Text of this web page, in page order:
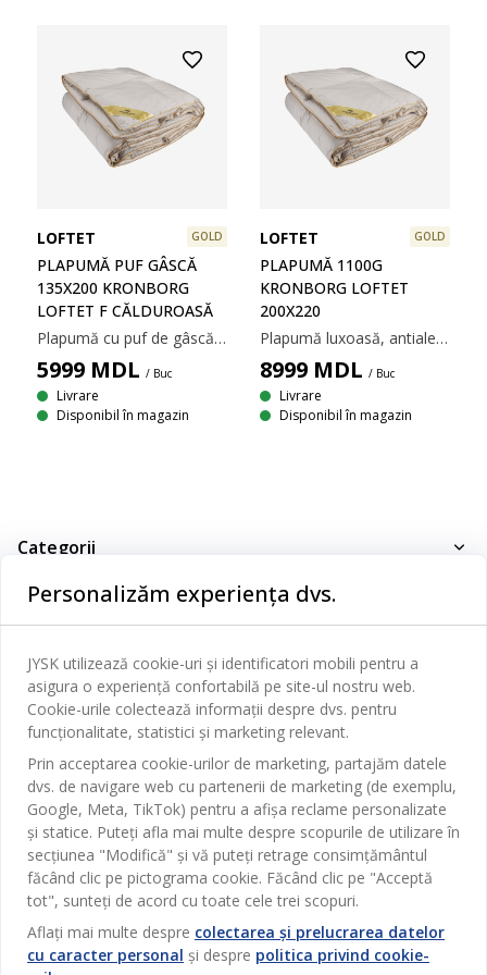
LOFTET GOLD
PLAPUMĂ PUF GÂSCĂ
135X200 KRONBORG
LOFTET F CĂLDUROASĂ
Plapumă cu puf de gâscă 135x200 cm cu margini sub formă de cutie. Umplutură cu 90% puf de gâscă europeană/10% pene de gâscă, 800 g. Țesătură strânsă din 100% bumbac cambric, tratată cu biocid GREENFIRST®. Construcție sub formă de cutie, cu pereți interiori, ce asigură o bună izolare termică, fără să permită pătrunderea aerului rece. Calitatea umpluturii 725. Temperatură spălare: 60°C. Incl. pungă pentru depozitare.
5999 MDL / Buc
Livrare
Disponibil în magazin
LOFTET GOLD
PLAPUMĂ 1100G
KRONBORG LOFTET
200X220
Plapumă luxoasă, antialergică, cu inserții de material textil pe margine. Umplută cu 90% puf de gâscă europeană/10% pene de gâscă, 1100 g. Țesătură din 100% bumbac cambric, tratată împotriva acarienilor. Construcție sub formă de cutie, cu pereți interiori, ce asigură o bună izolare termică, fără să permită pătrunderea aerului rece. Calitatea umpluturii 725. Temperatură spălare: 60°C. Incl. pungă pentru depozitare. 200x220 cm
8999 MDL / Buc
Livrare
Disponibil în magazin
Categorii
Dormitor
Birou
Sufragerie
Bucătărie
Depozitare
Perdele
Grădină
Pentru casă
Outlet
Contact Relații Clienți
Magazine și program
Broșură
Termeni si conditii vânzări online
Garantia prețului
Garanția Produselor
Politica de confidentialitate
Card cadou
JYSK
Despre JYSK
JYSK.com
Presă
Locuri de muncă
Newsletter
Inspirație
SEDIU CENTRAL
TAROL-DD S.R.L. str. Jubiliara, 41A mun. Chișinău, Republica
Moldova
JYSK BUSINESS TO BUSINESS
Vânzări și relații clienți persoane juridice
E-mail: jysk@jysk.md
JYSK RELAȚII CLIENȚI
Contact Relații Clienți
Telefon: 022 022 030
E-mail: support@jysk.md
Urmărește Jysk
Personalizăm experiența dvs.
JYSK utilizează cookie-uri și identificatori mobili pentru a
asigura o experiență confortabilă pe site-ul nostru web.
Cookie-urile colectează informații despre dvs. pentru
funcționalitate, statistici și marketing relevant.
Prin acceptarea cookie-urilor de marketing, partajăm datele
dvs. de navigare web cu partenerii de marketing (de exemplu,
Google, Meta, TikTok) pentru a afișa reclame personalizate
și statice. Puteți afla mai multe despre scopurile de utilizare în
secțiunea "Modifică" și vă puteți retrage consimțământul
făcând clic pe pictograma cookie. Făcând clic pe "Acceptă
tot", sunteți de acord cu toate cele trei scopuri.
Aflați mai multe despre colectarea și prelucrarea datelor
cu caracter personal și despre politica privind cookie-